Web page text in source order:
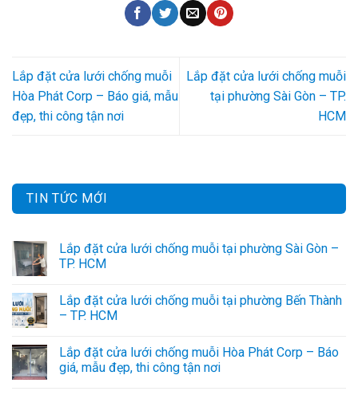
Lắp đặt cửa lưới chống muỗi
Hòa Phát Corp – Báo giá, mẫu
đẹp, thi công tận nơi
Lắp đặt cửa lưới chống muỗi
tại phường Sài Gòn – TP.
HCM
TIN TỨC MỚI
Lắp đặt cửa lưới chống muỗi tại phường Sài Gòn –
TP. HCM
Lắp đặt cửa lưới chống muỗi tại phường Bến Thành
– TP. HCM
Lắp đặt cửa lưới chống muỗi Hòa Phát Corp – Báo
giá, mẫu đẹp, thi công tận nơi